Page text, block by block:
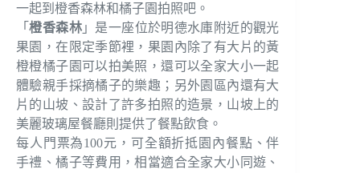
一起到橙香森林和橘子園拍照吧。
「橙香森林」是一座位於明德水庫附近的觀光
果園，在限定季節裡，果園內除了有大片的黃
橙橙橘子園可以拍美照，還可以全家大小一起
體驗親手採摘橘子的樂趣；另外園區內還有大
片的山坡、設計了許多拍照的造景，山坡上的
美麗玻璃屋餐廳則提供了餐點飲食。
每人門票為100元，可全額折抵園內餐點、伴
手禮、橘子等費用，相當適合全家大小同遊、